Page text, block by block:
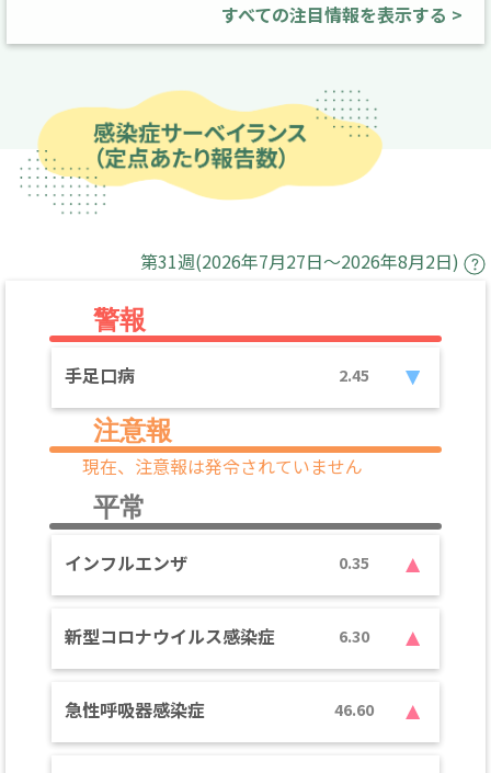
すべての注目情報を表示する >
第31週(2026年7月27日～2026年8月2日)
警報
手足口病 2.45
注意報
現在、注意報は発令されていません
平常
インフルエンザ 0.35
新型コロナウイルス感染症 6.30
急性呼吸器感染症 46.60